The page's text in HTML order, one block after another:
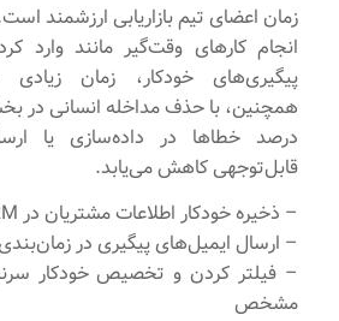
زمان اعضای تیم بازاریابی ارزشمند
انجام کارهای وقت‌گیر مانند وارد
پیگیری‌های خودکار، زمان
همچنین، با حذف مداخله انسانی در
درصد خطاها در داده‌سازی یا
قابل‌توجهی کاهش می‌یابد.
– ذخیره خودکار اطلاعات مشتریان در CRM
– ارسال ایمیل‌های پیگیری در
– فیلتر کردن و تخصیص خودکار
مشخص